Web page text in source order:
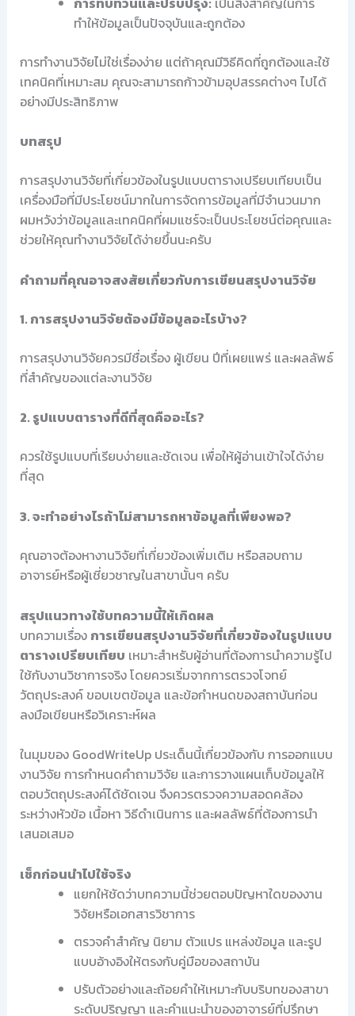
ทำให้ข้อมูลเป็นปัจจุบันและถูกต้อง
การทำงานวิจัยไม่ใช่เรื่องง่าย แต่ถ้าคุณมีวิธีคิดที่ถูกต้องและใช้
เทคนิคที่เหมาะสม คุณจะสามารถก้าวข้ามอุปสรรคต่างๆ ไปได้
อย่างมีประสิทธิภาพ
บทสรุป
การสรุปงานวิจัยที่เกี่ยวข้องในรูปแบบตารางเปรียบเทียบเป็น
เครื่องมือที่มีประโยชน์มากในการจัดการข้อมูลที่มีจำนวนมาก
ผมหวังว่าข้อมูลและเทคนิคที่ผมแชร์จะเป็นประโยชน์ต่อคุณและ
ช่วยให้คุณทำงานวิจัยได้ง่ายขึ้นนะครับ
คำถามที่คุณอาจสงสัยเกี่ยวกับการเขียนสรุปงานวิจัย
1. การสรุปงานวิจัยต้องมีข้อมูลอะไรบ้าง?
การสรุปงานวิจัยควรมีชื่อเรื่อง ผู้เขียน ปีที่เผยแพร่ และผลลัพธ์
ที่สำคัญของแต่ละงานวิจัย
2. รูปแบบตารางที่ดีที่สุดคืออะไร?
ควรใช้รูปแบบที่เรียบง่ายและชัดเจน เพื่อให้ผู้อ่านเข้าใจได้ง่าย
ที่สุด
3. จะทำอย่างไรถ้าไม่สามารถหาข้อมูลที่เพียงพอ?
คุณอาจต้องหางานวิจัยที่เกี่ยวข้องเพิ่มเติม หรือสอบถาม
อาจารย์หรือผู้เชี่ยวชาญในสาขานั้นๆ ครับ
สรุปแนวทางใช้บทความนี้ให้เกิดผล
บทความเรื่อง การเขียนสรุปงานวิจัยที่เกี่ยวข้องในรูปแบบ
ตารางเปรียบเทียบ เหมาะสำหรับผู้อ่านที่ต้องการนำความรู้ไป
ใช้กับงานวิชาการจริง โดยควรเริ่มจากการตรวจโจทย์
วัตถุประสงค์ ขอบเขตข้อมูล และข้อกำหนดของสถาบันก่อน
ลงมือเขียนหรือวิเคราะห์ผล
ในมุมของ GoodWriteUp ประเด็นนี้เกี่ยวข้องกับ การออกแบบ
งานวิจัย การกำหนดคำถามวิจัย และการวางแผนเก็บข้อมูลให้
ตอบวัตถุประสงค์ได้ชัดเจน จึงควรตรวจความสอดคล้อง
ระหว่างหัวข้อ เนื้อหา วิธีดำเนินการ และผลลัพธ์ที่ต้องการนำ
เสนอเสมอ
เช็กก่อนนำไปใช้จริง
แยกให้ชัดว่าบทความนี้ช่วยตอบปัญหาใดของงาน
วิจัยหรือเอกสารวิชาการ
ตรวจคำสำคัญ นิยาม ตัวแปร แหล่งข้อมูล และรูป
แบบอ้างอิงให้ตรงกับคู่มือของสถาบัน
ปรับตัวอย่างและถ้อยคำให้เหมาะกับบริบทของสาขา
ระดับปริญญา และคำแนะนำของอาจารย์ที่ปรึกษา